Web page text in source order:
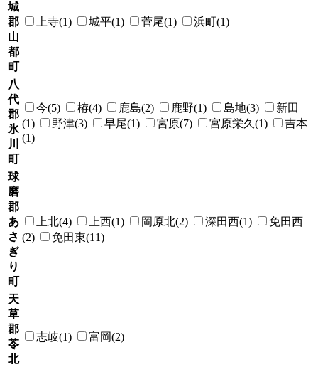
城
郡
山
都
町
上寺(1) 城平(1) 菅尾(1) 浜町(1)
八
代
郡
氷
川
町
今(5) 栫(4) 鹿島(2) 鹿野(1) 島地(3)
新田
(1)
野津(3) 早尾(1) 宮原(7) 宮原栄久(1)
吉本
(1)
球
磨
郡
あ
さ
ぎ
り
町
上北(4) 上西(1) 岡原北(2) 深田西(1)
免田西
(2)
免田東(11)
天
草
郡
苓
北
志岐(1) 富岡(2)